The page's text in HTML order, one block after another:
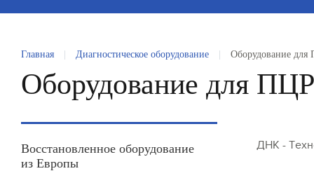
Главная Диагностическое оборудование Оборудование для
Оборудование для ПЦР
Восстановленное оборудование
из Европы
ДНК -